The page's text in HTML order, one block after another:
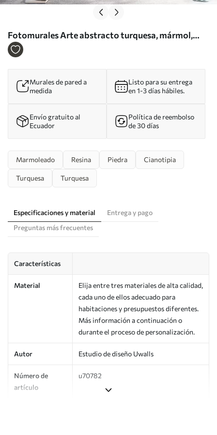
Fotomurales Arte abstracto turquesa, mármol,
fluido Nr. u70782
Murales de pared a
medida
Listo para su entrega
en 1-3 días hábiles.
Envío gratuito al
Ecuador
Política de reembolso
de 30 días
Marmoleado Resina Piedra Cianotipia
Turquesa Turquesa
Especificaciones y material
Entrega y pago
Preguntas más frecuentes
Características
Material
Elija entre tres materiales de alta calidad,
cada uno de ellos adecuado para
habitaciones y presupuestos diferentes.
Más información a continuación o
durante el proceso de personalización.
Autor Estudio de diseño Uwalls
Número de
artículo
u70782